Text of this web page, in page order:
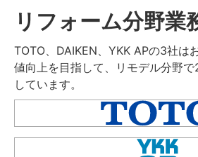
リフォーム分野業
TOTO、DAIKEN、YKK APの3社は
値向上を目指して、リモデル分野
しています。